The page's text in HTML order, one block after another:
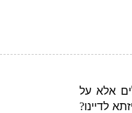
אלא על
לדיינו?